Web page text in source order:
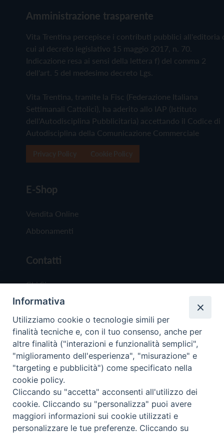
Amministrazione trasparente
Vita Trentina percepisce i contributi pubblici all'editoria
cui al decreto legislativo 15 maggio 2017, n. 70.
Indicazione resa ai sensi della lettera f) del comma 2
dell'art. 5 del medesimo decreto Lgs.
Vita Trentina, tramite la Fisc (Federazione Italiana
Settimanali Cattolici), ha aderito allo IAP (Istituto
dell'Autodisciplina Pubblicitaria) accettando il Codice di
Autodisciplina della Comunicazione Commerciale
E-Shop
Vendita Online
Abbonamenti
Contatti
Chi Siamo
Redazione
Scrivici
Copyright © 2019 - Tutti i diritti riservati - Vita
Trentina Editrice
Privacy Policy
Informativa
Utilizziamo cookie o tecnologie simili per
finalità tecniche e, con il tuo consenso, anche per
altre finalità ("interazioni e funzionalità semplici",
"miglioramento dell'esperienza", "misurazione" e
"targeting e pubblicità") come specificato nella
cookie policy.
Cliccando su "accetta" acconsenti all'utilizzo dei
cookie. Cliccando su "personalizza" puoi avere
maggiori informazioni sui cookie utilizzati e
personalizzare le tue preferenze. Cliccando su